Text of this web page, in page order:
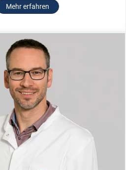
Mehr erfahren